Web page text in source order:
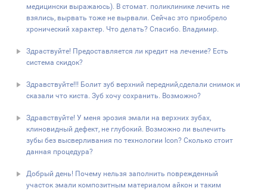
медицински выражаюсь). В стомат. поликлинике лечить не
взялись, вырвать тоже не вырвали. Сейчас это приобрело
хронический характер. Что делать? Спасибо. Владимир.
Здраствуйте! Предоставляется ли кредит на лечение? Есть
система скидок?
Здравствуйте!!! Болит зуб верхний передний,сделали снимок и
сказали что киста. Зуб хочу сохранить. Возможно?
Здравствуйте! У меня эрозия эмали на верхних зубах,
клиновидный дефект, не глубокий. Возможно ли вылечить
зубы без высверливания по технологии Icon? Сколько стоит
данная процедура?
Добрый день! Почему нельзя заполнить поврежденный
участок эмали композитным материалом айкон и таким